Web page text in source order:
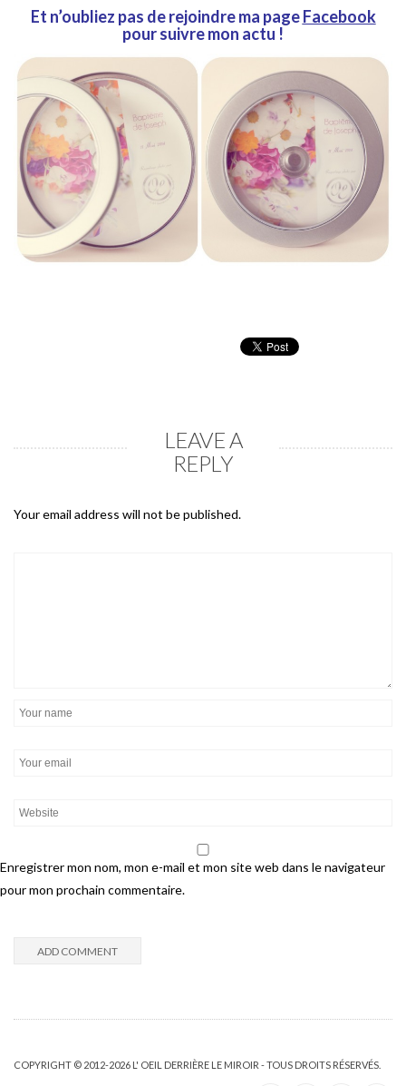
Et n’oubliez pas de rejoindre ma pageFacebook
pour suivre mon actu !
LEAVE A
REPLY
Your email address will not be published.
Enregistrer mon nom, mon e-mail et mon site web dans le navigateur
pour mon prochain commentaire.
COPYRIGHT © 2012-2026 L' OEIL DERRIÈRE LE MIROIR - TOUS DROITS RÉSERVÉS.